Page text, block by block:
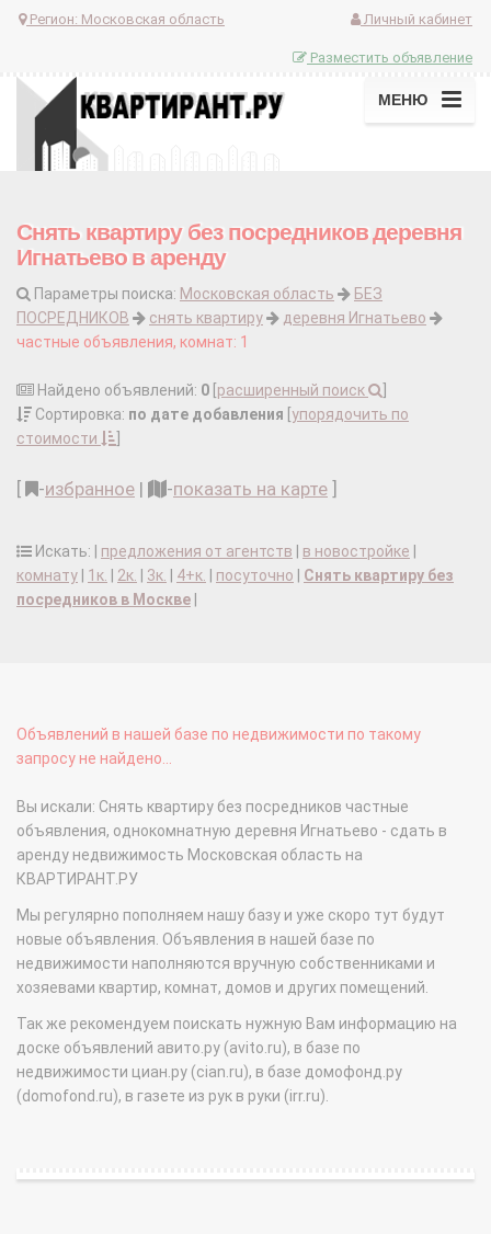
Регион: Московская область Личный кабинет
Разместить объявление
МЕНЮ
Снять квартиру без посредников деревня
Игнатьево в аренду
Параметры поиска: Московская область
БЕЗ
ПОСРЕДНИКОВ
снять квартиру
деревня Игнатьево
частные объявления, комнат: 1
Найдено объявлений: 0 расширенный поиск
Сортировка: по дате добавления упорядочить по
стоимости
-избранное | -показать на карте
Искать: | предложения от агентств в новостройке
комнату
1к. 2к. 3к. 4+к. посуточно
Снять квартиру без
посредников в Москве
Объявлений в нашей базе по недвижимости по такому
запросу не найдено...
Вы искали: Снять квартиру без посредников частные
объявления, однокомнатную деревня Игнатьево - сдать в
аренду недвижимость Московская область на
КВАРТИРАНТ.РУ
Мы регулярно пополняем нашу базу и уже скоро тут будут
новые объявления. Объявления в нашей базе по
недвижимости наполняются вручную собственниками и
хозяевами квартир, комнат, домов и других помещений.
Так же рекомендуем поискать нужную Вам информацию на
доске объявлений авито.ру (avito.ru), в базе по
недвижимости циан.ру (cian.ru), в базе домофонд.ру
(domofond.ru), в газете из рук в руки (irr.ru).